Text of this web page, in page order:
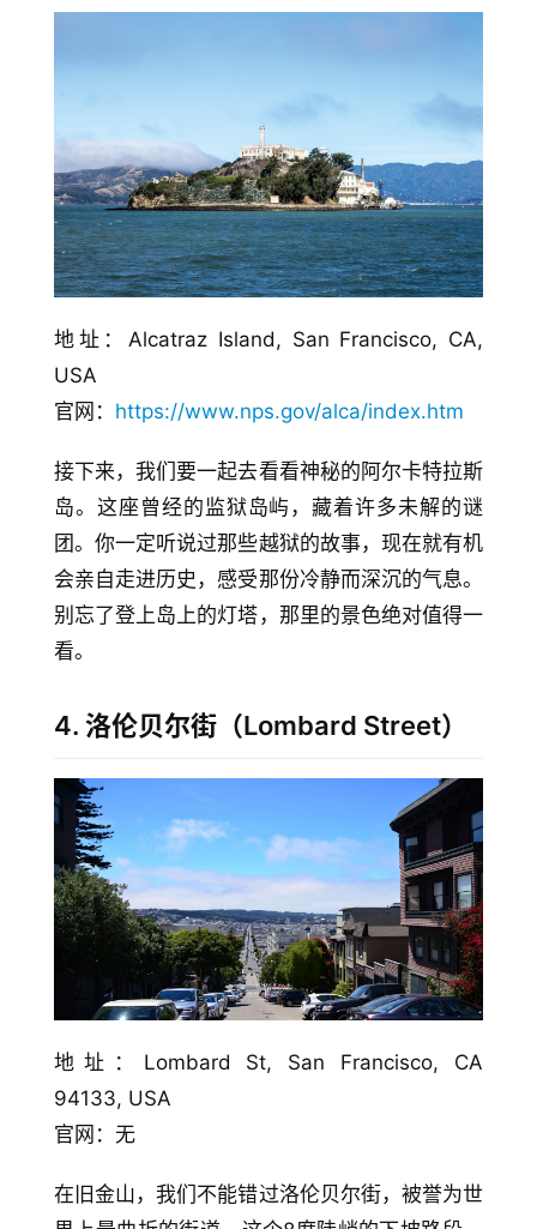
地址：Alcatraz Island, San Francisco, CA,
USA
官网： https://www.nps.gov/alca/index.htm
接下来，我们要一起去看看神秘的阿尔卡特拉斯
岛。这座曾经的监狱岛屿，藏着许多未解的谜
团。你一定听说过那些越狱的故事，现在就有机
会亲自走进历史，感受那份冷静而深沉的气息。
别忘了登上岛上的灯塔，那里的景色绝对值得一
看。
4. 洛伦贝尔街（Lombard Street）
地址：Lombard St, San Francisco, CA
94133, USA
官网：无
在旧金山，我们不能错过洛伦贝尔街，被誉为世